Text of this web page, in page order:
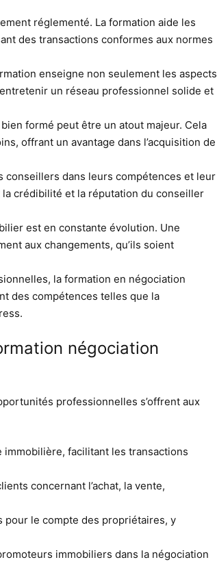
réglementé. La formation aide les
des transactions conformes aux normes
enseigne non seulement les aspects
un réseau professionnel solide et
formé peut être un atout majeur. Cela
offrant un avantage dans l’acquisition de
conseillers dans leurs compétences et leur
crédibilité et la réputation du conseiller
est en constante évolution. Une
aux changements, qu’ils soient
la formation en négociation
des compétences telles que la
négociation
professionnelles s’offrent aux
immobilière, facilitant les transactions
concernant l’achat, la vente,
pour le compte des propriétaires, y
immobiliers dans la négociation